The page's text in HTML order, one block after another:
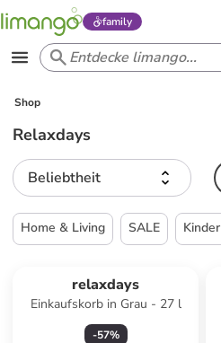
family
Shop
Relaxdays
Beliebtheit
Home & Living SALE Kinder
relaxdays
Einkaufskorb in Grau - 27 l
-57%